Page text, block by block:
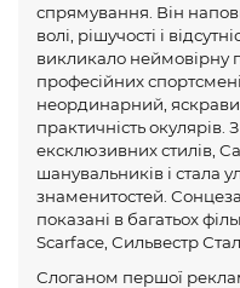
спрямування. Він
волі, рішучості і
викликало неймовірну
професійних
неординарний,
практичність
ексклюзивних стилів,
шанувальників і стала
знаменитостей.
показані в багатьох
Scarface, Сильвестр
Слоганом першої